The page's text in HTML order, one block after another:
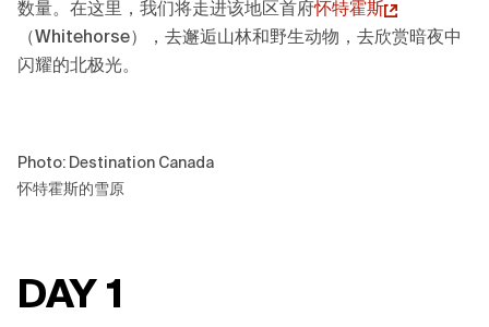
数量。在这里，我们将走进该地区首府怀特霍斯
（Whitehorse），去邂逅山林和野生动物，去欣赏暗夜中
闪耀的北极光。
Photo: Destination Canada
怀特霍斯的雪原
DAY 1